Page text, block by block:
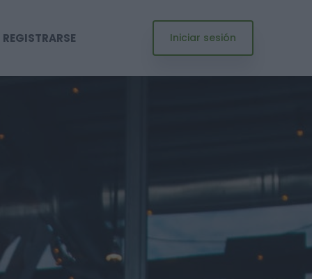
REGISTRARSE Iniciar sesión